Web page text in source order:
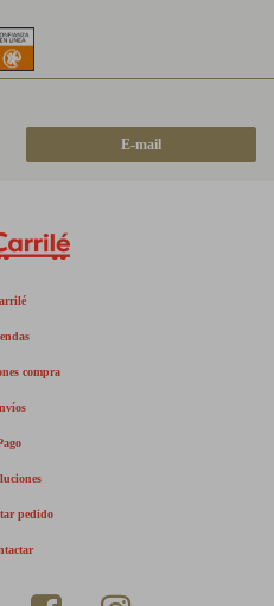
E-mail
compra
pedido